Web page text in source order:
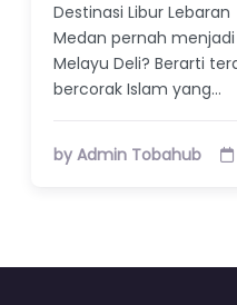
Destinasi Libur
Medan pernah
Melayu Deli? Berarti
bercorak Islam yang…
by Admin Tobahub